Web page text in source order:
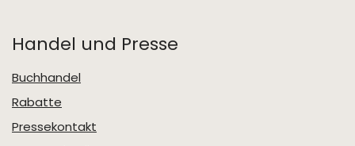
Handel und Presse
Buchhandel
Rabatte
Pressekontakt